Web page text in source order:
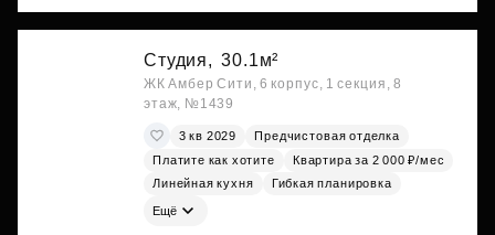
Студия, 30.1м²
ЖК Амбер Сити, 6 корпус, 1 секция, 8
этаж, №1439
3 кв 2029
Предчистовая отделка
Платите как хотите
Квартира за 2 000 ₽/мес
Линейная кухня
Гибкая планировка
Ещё